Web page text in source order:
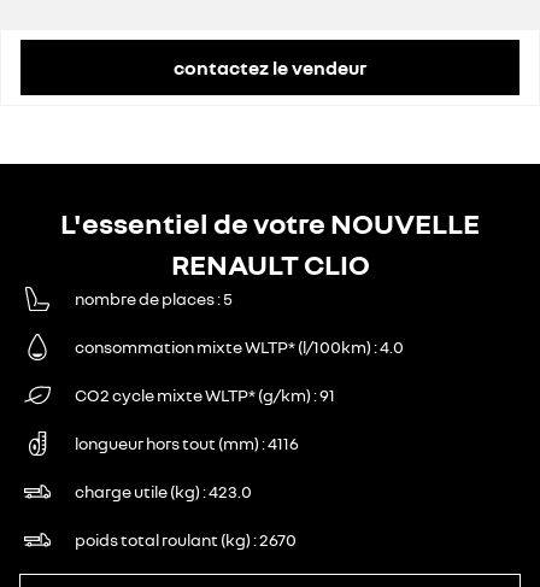
contactez le vendeur
L'essentiel de votre NOUVELLE
RENAULT CLIO
nombre de places 5
consommation mixte WLTP* (l/100km) 4.0
CO2 cycle mixte WLTP* (g/km) 91
longueur hors tout (mm) 4116
charge utile (kg) 423.0
poids total roulant (kg) 2670